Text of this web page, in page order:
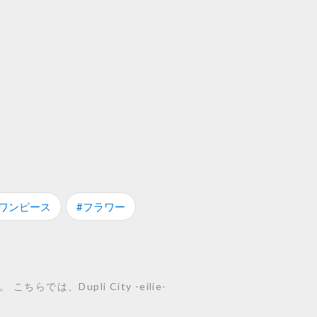
ンピース #フラワー
。 こちらでは、Dupli City -eilie-